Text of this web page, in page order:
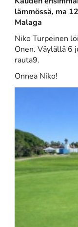
lämmössä, ma
Malaga
Niko Turpeinen
Onen. Väylällä 6
rauta9.
Onnea Niko!